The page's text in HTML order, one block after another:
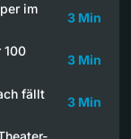
im
3 Min
100
3 Min
fällt
3 Min